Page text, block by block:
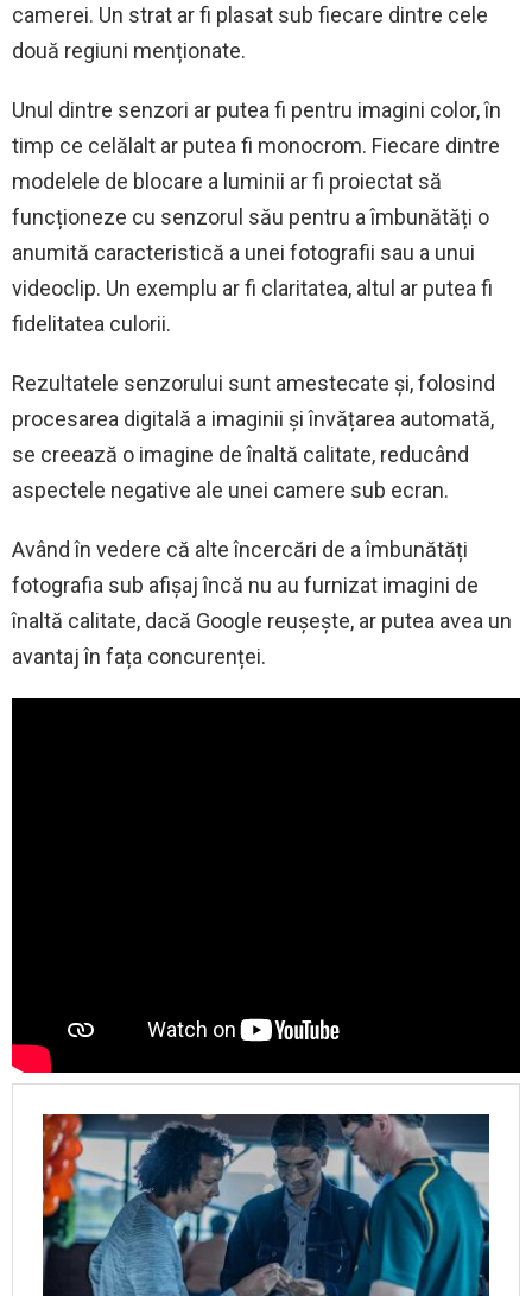
camerei. Un strat ar fi plasat sub fiecare dintre cele
două regiuni menționate.
Unul dintre senzori ar putea fi pentru imagini color, în
timp ce celălalt ar putea fi monocrom. Fiecare dintre
modelele de blocare a luminii ar fi proiectat să
funcționeze cu senzorul său pentru a îmbunătăți o
anumită caracteristică a unei fotografii sau a unui
videoclip. Un exemplu ar fi claritatea, altul ar putea fi
fidelitatea culorii.
Rezultatele senzorului sunt amestecate și, folosind
procesarea digitală a imaginii și învățarea automată,
se creează o imagine de înaltă calitate, reducând
aspectele negative ale unei camere sub ecran.
Având în vedere că alte încercări de a îmbunătăți
fotografia sub afișaj încă nu au furnizat imagini de
înaltă calitate, dacă Google reușește, ar putea avea un
avantaj în fața concurenței.